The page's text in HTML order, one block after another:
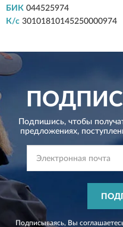
БИК 044525974
К/с 30101810145250000974
Подпишись, чтобы
предложениях,
Подписываясь, Вы